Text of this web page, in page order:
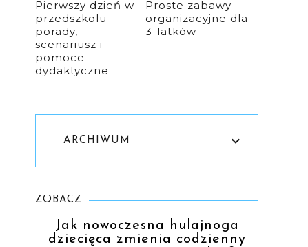
Pierwszy dzień w
przedszkolu -
porady,
scenariusz i
pomoce
dydaktyczne
Proste zabawy
organizacyjne dla
3-latków
ARCHIWUM
ZOBACZ
Jak nowoczesna hulajnoga
dziecięca zmienia codzienny